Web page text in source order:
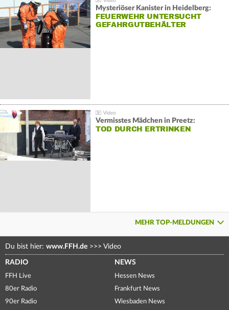
Mysteriöser Kanister in Heidelberg:
FEUERWEHR UNTERSUCHT
GEFAHRGUTBEHÄLTER
Vermisstes Mädchen in Preetz:
TOD DURCH ERTRINKEN
MEHR TOP-MELDUNGEN
Du bist hier: www.FFH.de >>> Video
RADIO
FFH Live
80er Radio
90er Radio
NEWS
Hessen News
Frankfurt News
Wiesbaden News